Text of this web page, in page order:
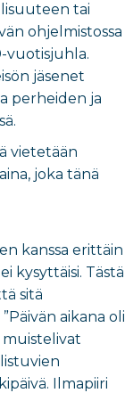
tai
ohjelmistossa
vuotisjuhla.
jäsenet
perheiden ja
vietetään
joka tänä
kanssa erittäin
kysyttäisi. Tästä
sitä
aikana oli
Ilmapiiri